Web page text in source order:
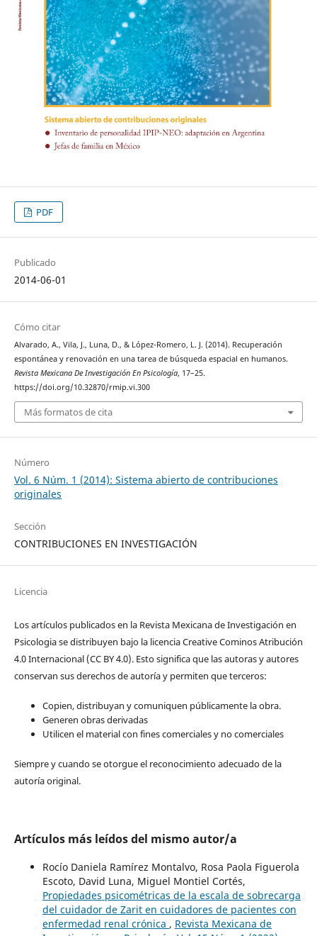
PDF
Publicado
2014-06-01
Cómo citar
Alvarado, A., Vila, J., Luna, D., & López-Romero, L. J. (2014). Recuperación
espontánea y renovación en una tarea de búsqueda espacial en humanos.
Revista Mexicana De Investigación En Psicología, 17–25.
https://doi.org/10.32870/rmip.vi.300
Más formatos de cita
Número
Vol. 6 Núm. 1 (2014): Sistema abierto de contribuciones
originales
Sección
CONTRIBUCIONES EN INVESTIGACIÓN
Licencia
Los artículos publicados en la Revista Mexicana de Investigación en
Psicologia se distribuyen bajo la licencia Creative Cominos Atribución
4.0 Internacional (CC BY 4.0). Esto significa que las autoras y autores
conservan sus derechos de autoría y permiten que terceros:
Copien, distribuyan y comuniquen públicamente la obra.
Generen obras derivadas
Utilicen el material con fines comerciales y no comerciales
Siempre y cuando se otorgue el reconocimiento adecuado de la
autoría original.
Artículos más leídos del mismo autor/a
Rocío Daniela Ramírez Montalvo, Rosa Paola Figuerola
Escoto, David Luna, Miguel Montiel Cortés,
Propiedades psicométricas de la escala de sobrecarga
del cuidador de Zarit en cuidadores de pacientes con
enfermedad renal crónica , Revista Mexicana de